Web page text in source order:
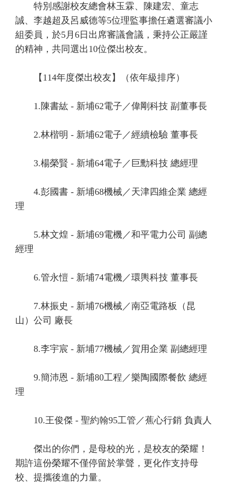
特別感謝校友總會林玉霖、陳建宏、童志
誠、李越超及呂威德等5位理監事擔任遴選審議小
組委員，於5月6日出席審議會議，秉持公正嚴謹
的精神，共同選出10位傑出校友。
【114年度傑出校友】（依年級排序）
1.陳書紘 - 新埔62電子／偉剛科技 副董事長
2.林楷明 - 新埔62電子／經續檢驗 董事長
3.楊榮賢 - 新埔64電子／巨勳科技 總經理
4.彭國書 - 新埔68機械／天津四維企業 總經
理
5.林文煌 - 新埔69電機／和平電力公司 副總
經理
6.管永愷 - 新埔74電機／環輿科技 董事長
7.林振史 - 新埔76機械／南亞電路板（昆
山）公司 廠長
8.李宇宸 - 新埔77機械／賀用企業 副總經理
9.簡沛恩 - 新埔80工程／樂陶國際餐飲 總經
理
10.王俊傑 - 聖約翰95工管／蕉心行銷 負責人
傑出的你們，是母校的光，是校友的榮耀！
期許這份榮耀不僅停留於掌聲，更化作支持母
校、提攜後進的力量。